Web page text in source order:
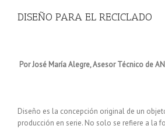
DISEÑO PARA EL RECICLADO
Por José María Alegre, Asesor Técnico de
Diseño es la concepción original de un
producción en serie. No solo se refiere a la